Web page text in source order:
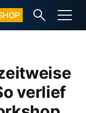
verlief